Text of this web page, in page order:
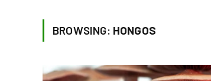
BROWSING: HONGOS